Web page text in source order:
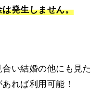
発生しません。
い結婚の他にも見た
れば利用可能！